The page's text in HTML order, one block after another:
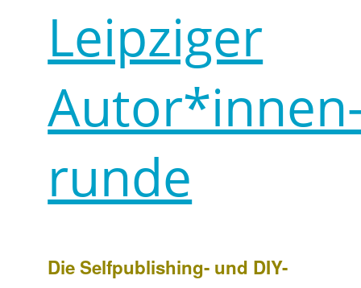
Leipziger
runde
Die Selfpublishing- und DIY-